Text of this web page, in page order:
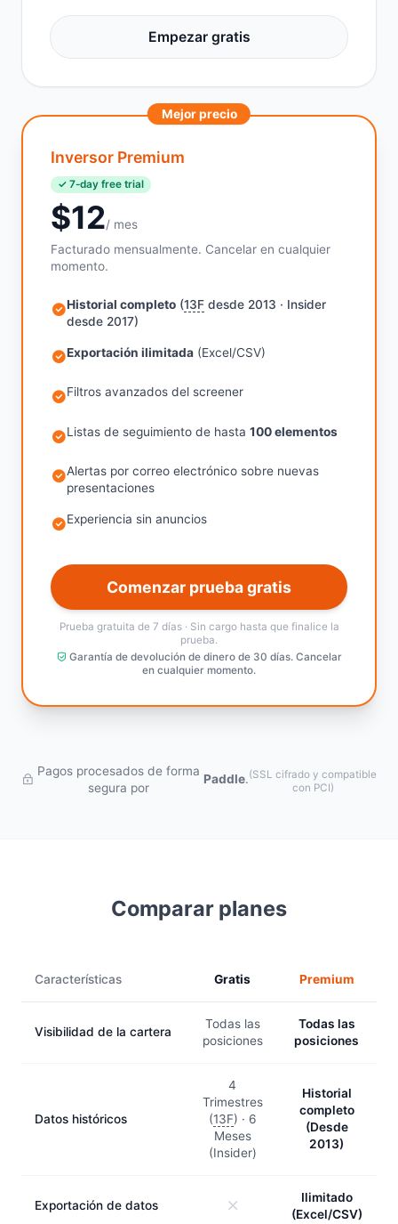
Empezar gratis
Mejor precio
Inversor Premium
✓ 7-day free trial
$12/ mes
Facturado mensualmente. Cancelar en cualquier
momento.
Historial completo(13Fdesde 2013 · Insider
desde 2017)
Exportación ilimitada(Excel/CSV)
Filtros avanzados del screener
Listas de seguimiento de hasta 100 elementos
Alertas por correo electrónico sobre nuevas
presentaciones
Experiencia sin anuncios
Comenzar prueba gratis
Prueba gratuita de 7 días · Sin cargo hasta que finalice la
prueba.
Garantía de devolución de dinero de 30 días. Cancelar
en cualquier momento.
Pagos procesados de forma
segura por
Paddle.(SSL cifrado y compatible
con PCI)
Comparar planes
Características Gratis Premium
Visibilidad de la cartera
Todas las
posiciones
Todas las
posiciones
Datos históricos
4
Trimestres
(13F) · 6
Meses
(Insider)
Historial
completo
(Desde
2013)
Exportación de datos
Ilimitado
(Excel/CSV)